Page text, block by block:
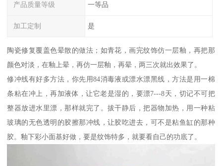
产品质量等级 一等品
加工定制 是
陶瓷修复覆盖色晕散的做法；如青花，画完纹饰仿一层釉，再把那
颜色对淡，在釉上晕，再仿一层釉，再晕，两三次就出效果了。
修冲线有好多方法，你先用84消毒液或漂水漂黑线，方法是用一棉
条粘在冲上，再加液体，让它老是湿的，要漂7---8天，切记不可把
整器放进水里漂，那样就完了。拔干静后，把器物加热，用一种粘
玻璃的无色透明的胶擦那冲线，让胶吃进去，可不是粘鱼缸的那种
胶。釉下彩小面基好做，要是纹饰特多，就要看自己的功底了。